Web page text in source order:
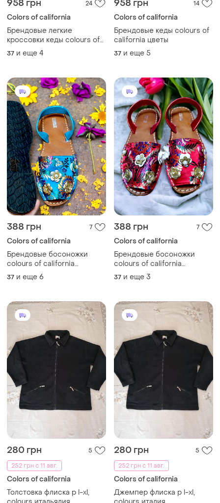
958 грн 24
Colors of california
Брендовые легкие
кроссовки кеды colours of
california цветы
37 и еще 4
958 грн 14
Colors of california
Брендовые кеды colours of
california цветы
37 и еще 5
388 грн 7
Colors of california
Брендовые босоножки
colours of california
вышивка цветы
37 и еще 6
388 грн 7
Colors of california
Брендовые босоножки
colours of california
вышивка цветы
37 и еще 3
280 грн
5
252 грн с 11 авг.
Colors of california
Толстовка флиска р l-xl,
280 грн
5
252 грн с 11 авг.
Colors of california
Джемпер флиска р l-xl,